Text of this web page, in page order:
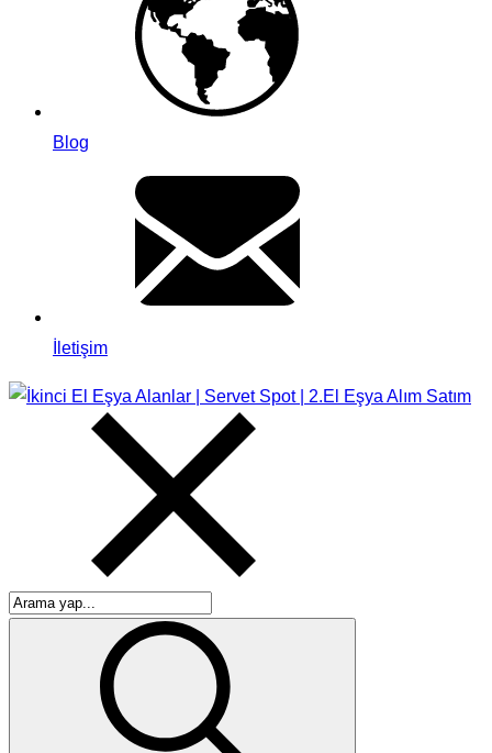
Blog
İletişim